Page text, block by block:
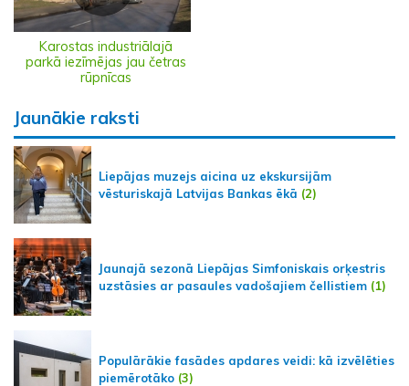
Karostas industriālajā
parkā iezīmējas jau četras
rūpnīcas
Jaunākie raksti
Liepājas muzejs aicina uz ekskursijām
vēsturiskajā Latvijas Bankas ēkā (2)
Jaunajā sezonā Liepājas Simfoniskais orķestris
uzstāsies ar pasaules vadošajiem čellistiem (1)
Populārākie fasādes apdares veidi: kā izvēlēties
piemērotāko (3)